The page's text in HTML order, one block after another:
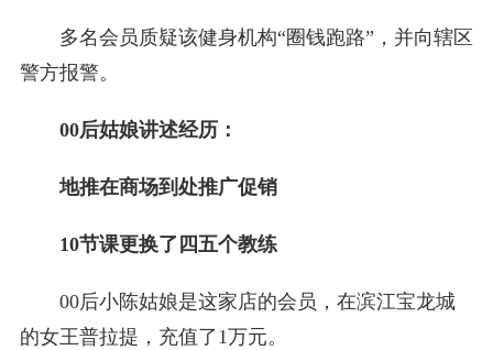
多名会员质疑该健身机构“圈钱跑路”，并向辖区
警方报警。
00后姑娘讲述经历：
地推在商场到处推广促销
10节课更换了四五个教练
00后小陈姑娘是这家店的会员，在滨江宝龙城
的女王普拉提，充值了1万元。